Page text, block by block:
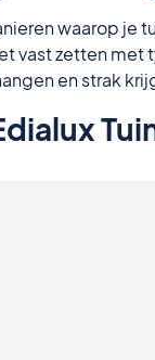
waarop
vast zetten met
en strak